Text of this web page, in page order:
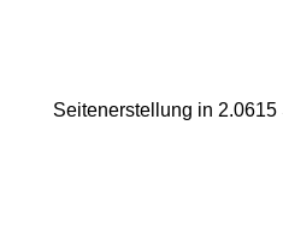
Seitenerstellung in